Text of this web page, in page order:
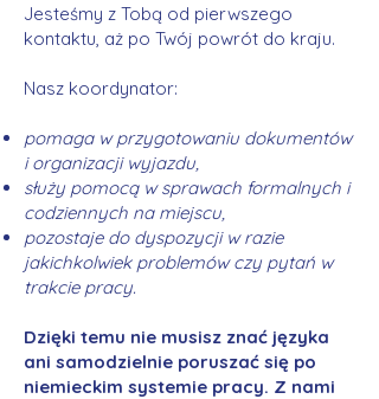
Jesteśmy z Tobą od pierwszego
kontaktu, aż po Twój powrót do kraju.
Nasz koordynator:
pomaga w przygotowaniu dokumentów
i organizacji wyjazdu,
służy pomocą w sprawach formalnych i
codziennych na miejscu,
pozostaje do dyspozycji w razie
jakichkolwiek problemów czy pytań w
trakcie pracy.
Dzięki temu nie musisz znać języka
ani samodzielnie poruszać się po
niemieckim systemie pracy. Z nami